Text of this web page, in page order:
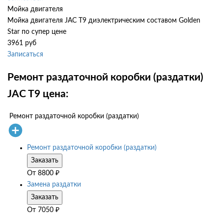
Мойка двигателя
Мойка двигателя JAC T9 диэлектрическим составом Golden
Star по супер цене
3961 руб
Записаться
Ремонт раздаточной коробки (раздатки)
JAC T9 цена:
Ремонт раздаточной коробки (раздатки)
Ремонт раздаточной коробки (раздатки)
Заказать
От 8800 ₽
Замена раздатки
Заказать
От 7050 ₽